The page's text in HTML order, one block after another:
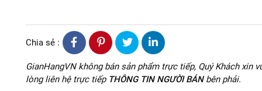
Chia sẻ :
GianHangVN không bán sản phẩm trực tiếp, Quý Khách xin
lòng liên hệ trực tiếp THÔNG TIN NGƯỜI BÁNbên phải.